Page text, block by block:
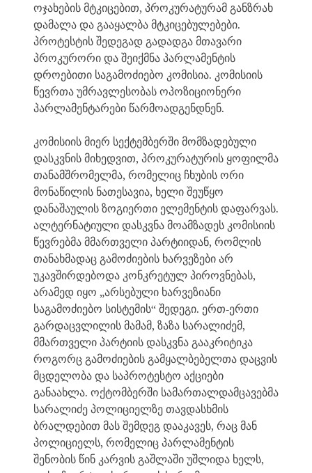
ოჯახების მტკიცებით, პროკურატურამ განზრახ
დამალა და გააყალბა მტკიცებულებები.
პროტესტის შედეგად გადადგა მთავარი
პროკურორი და შეიქმნა პარლამენტის
დროებითი საგამოძიებო კომისია. კომისიის
წევრთა უმრავლესობას ოპოზიციონერი
პარლამენტარები წარმოადგენდნენ.
კომისიის მიერ სექტემბერში მომზადებული
დასკვნის მიხედვით, პროკურატურის ყოფილმა
თანამშრომელმა, რომელიც ჩხუბის ორი
მონაწილის ნათესავია, ხელი შეუწყო
დანაშაულის ზოგიერთი ელემენტის დაფარვას.
ალტერნატიული დასკვნა მოამზადეს კომისიის
წევრებმა მმართველი პარტიიდან, რომლის
თანახმადაც გამოძიების ხარვეზები არ
უკავშირდებოდა კონკრეტულ პიროვნებას,
არამედ იყო „არსებული ხარვეზიანი
საგამოძიებო სისტემის“ შედეგი. ერთ-ერთი
გარდაცვლილის მამამ, ზაზა სარალიძემ,
მმართველი პარტიის დასკვნა გააკრიტიკა
როგორც გამოძიების გამყალბებელთა დაცვის
მცდელობა და საპროტესტო აქციები
განაახლა. ოქტომბერში სამართალდამცავებმა
სარალიძე პოლიციელზე თავდასხმის
ბრალდებით მას შემდეგ დააკავეს, რაც მან
პოლიციელს, რომელიც პარლამენტის
შენობის წინ კარვის გაშლაში უშლიდა ხელს,